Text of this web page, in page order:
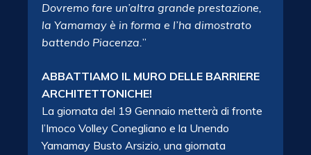
Dovremo fare un’altra grande prestazione,
la Yamamay è in forma e l’ha dimostrato
battendo Piacenza.”
ABBATTIAMO IL MURO DELLE BARRIERE
ARCHITETTONICHE!
La giornata del 19 Gennaio metterà di fronte
l’Imoco Volley Conegliano e la Unendo
Yamamay Busto Arsizio, una giornata